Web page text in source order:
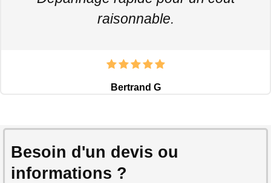
raisonnable.
Bertrand G
Besoin d'un devis ou
informations ?